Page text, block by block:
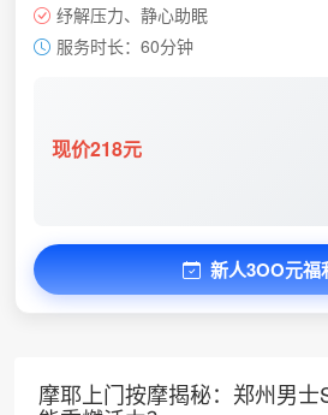
纾解压力、静心助眠
服务时长：60分钟
现价218元
新人3OO元福
摩耶上门按摩揭秘：郑州男士